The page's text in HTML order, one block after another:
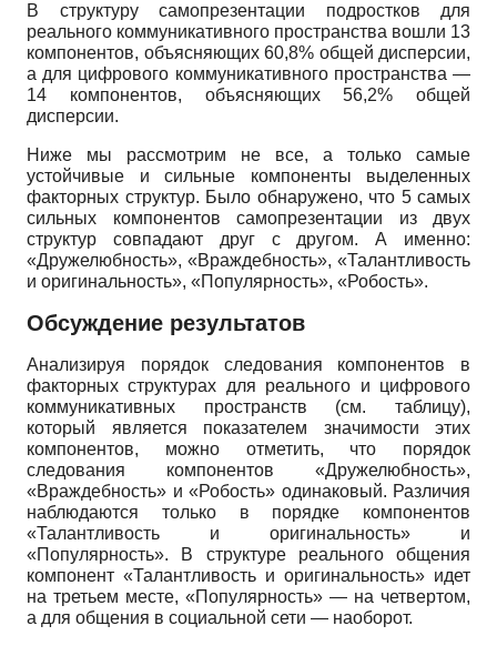
В структуру самопрезентации подростков для
реального коммуникативного пространства вошли 13
компонентов, объясняющих 60,8% общей дисперсии,
а для цифрового коммуникативного пространства —
14 компонентов, объясняющих 56,2% общей
дисперсии.
Ниже мы рассмотрим не все, а только самые
устойчивые и сильные компоненты выделенных
факторных структур. Было обнаружено, что 5 самых
сильных компонентов самопрезентации из двух
структур совпадают друг с другом. А именно:
«Дружелюбность», «Враждебность», «Талантливость
и оригинальность», «Популярность», «Робость».
Обсуждение результатов
Анализируя порядок следования компонентов в
факторных структурах для реального и цифрового
коммуникативных пространств (см. таблицу),
который является показателем значимости этих
компонентов, можно отметить, что порядок
следования компонентов «Дружелюбность»,
«Враждебность» и «Робость» одинаковый. Различия
наблюдаются только в порядке компонентов
«Талантливость и оригинальность» и
«Популярность». В структуре реального общения
компонент «Талантливость и оригинальность» идет
на третьем месте, «Популярность» — на четвертом,
а для общения в социальной сети — наоборот.